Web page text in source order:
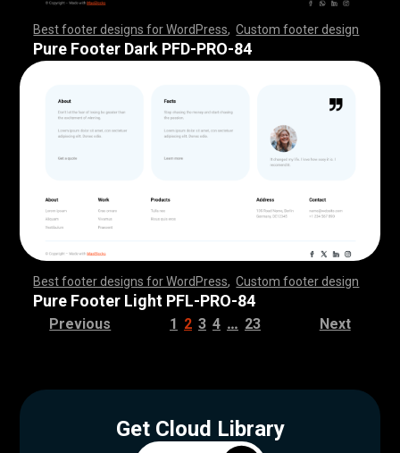
Best footer designs for WordPress ,Custom footer design
,,,,,,,,,,,,,,,,,,,,,,,,,,,,,,,,,,,,, ,,,,,,,,,,,,,,,,,,,,,,,,
,,,,,,,,,,,,,,,,,,,,,,,,,,,,,,,,,,,,, ,,,,,,,,,,,,,,,,,,,,,,,,
,,,,,,,,
Pure Footer Dark PFD-PRO-84
Best footer designs for WordPress ,Custom footer design
,,,,,,,,,,,,,,,,,,,,,,,,,,,,,,,,,,,,, ,,,,,,,,,,,,,,,,,,,,,,,,
,,,,,,,,,,,,,,,,,,,,,,,,,,,,,,,,,,,,, ,,,,,,,,,,,,,,,,,,,,,,,,
,,,,,,,,
Pure Footer Light PFL-PRO-84
Previous 1 2 3 4 … 23 Next
Get Cloud Library